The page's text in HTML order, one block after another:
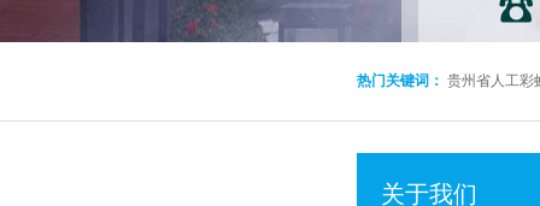
热门关键词： 贵州省人工彩
关于我们